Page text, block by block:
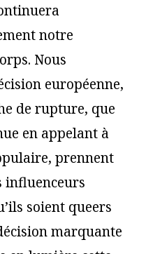
notre
Nous
européenne,
de rupture, que
en appelant à
prennent
influenceurs
soient queers
marquante